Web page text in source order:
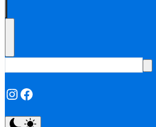
Instagram
Facebook